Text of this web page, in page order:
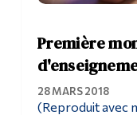
Première
28 MARS 2018
(Reproduit avec